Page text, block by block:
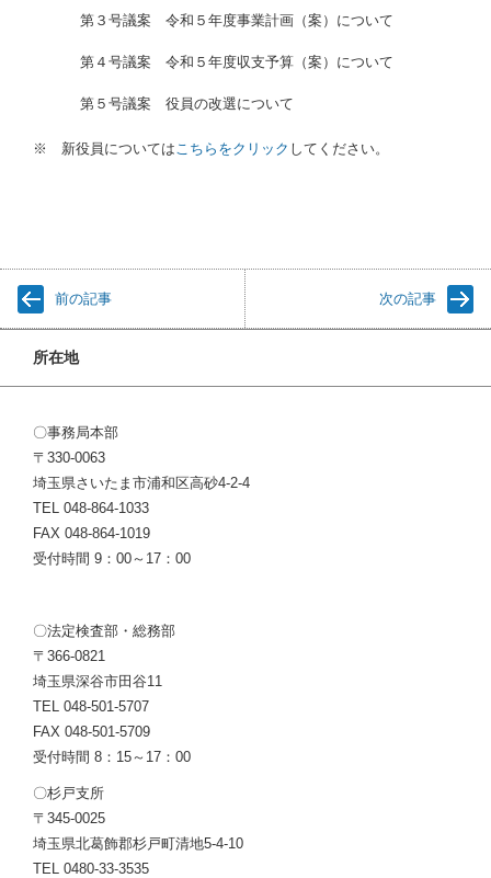
第３号議案 令和５年度事業計画（案）について
第４号議案 令和５年度収支予算（案）について
第５号議案 役員の改選について
※ 新役員についてはこちらをクリック してください。
前の記事 次の記事
所在地
〇事務局本部
〒330-0063
埼玉県さいたま市浦和区高砂4-2-4
TEL 048-864-1033
FAX 048-864-1019
受付時間 9：00～17：00
〇法定検査部・総務部
〒366-0821
埼玉県深谷市田谷11
TEL 048-501-5707
FAX 048-501-5709
受付時間 8：15～17：00
〇杉戸支所
〒345-0025
埼玉県北葛飾郡杉戸町清地5-4-10
TEL 0480-33-3535